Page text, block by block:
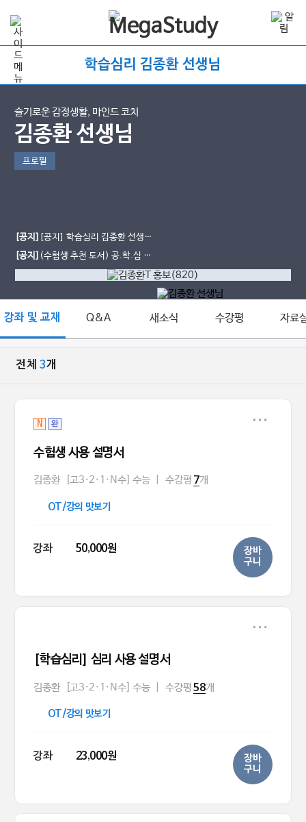
학습심리 김종환 선생님
슬기로운 감정생활, 마인드 코치
김종환 선생님
프로필
[공지] [공지] 학습심리 김종환 선생님
MBTI 검사권 판매 종료 안내
[공지] (수험생 추천 도서) 공.학.심 /
공부에 지친 학생들을 위한 심리수업
강좌 및 교재 Q&A 새소식 수강평 자료
전체 3개
N 완
수험생 사용 설명서
김종환 [고3·2·1·N수] 수능 수강평 7개
OT/강의 맛보기
강좌 50,000원
장바
구니
[학습심리] 심리 사용 설명서
김종환 [고3·2·1·N수] 수능 수강평58개
OT/강의 맛보기
강좌 23,000원
장바
구니